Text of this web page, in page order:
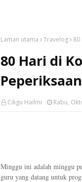
Laman utama Travelog 80
80 Hari di
Cikgu Hailmi Rabu,
Minggu ini adalah minggu
guru yang datang untuk